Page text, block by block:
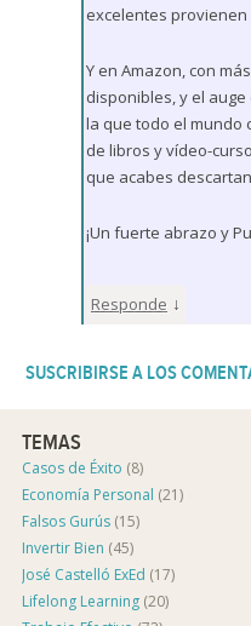
excelentes provienen
Y en Amazon, con
disponibles, y el
la que todo el mundo
de libros y vídeo-
que acabes
¡Un fuerte abrazo y
Responde ↓
SUSCRIBIRSE A LOS
TEMAS
Casos de Éxito (8)
Economía Personal (21)
Falsos Gurús (15)
Invertir Bien (45)
José Castelló ExEd (17)
Lifelong Learning (20)